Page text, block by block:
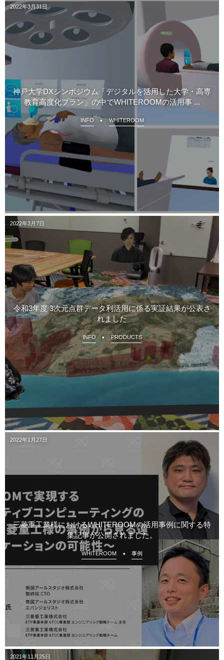
2022年3月31日
神戸大学DXシンポジウム「デジタルを活用した大学・高専
教育高度化プラン」の中でWHITEROOMの活用事 ...
INFO WHITEROOM
2022年3月7日
令和3年度 3次元点群データ利活用に係る実証結果が公表さ
れました
INFO PRODUCTS
2022年1月27日
三菱重工業様におけるWHITEROOMの活用事例に関する特
集記事が公開されました。
WHITEROOM 事例
2021年11月25日